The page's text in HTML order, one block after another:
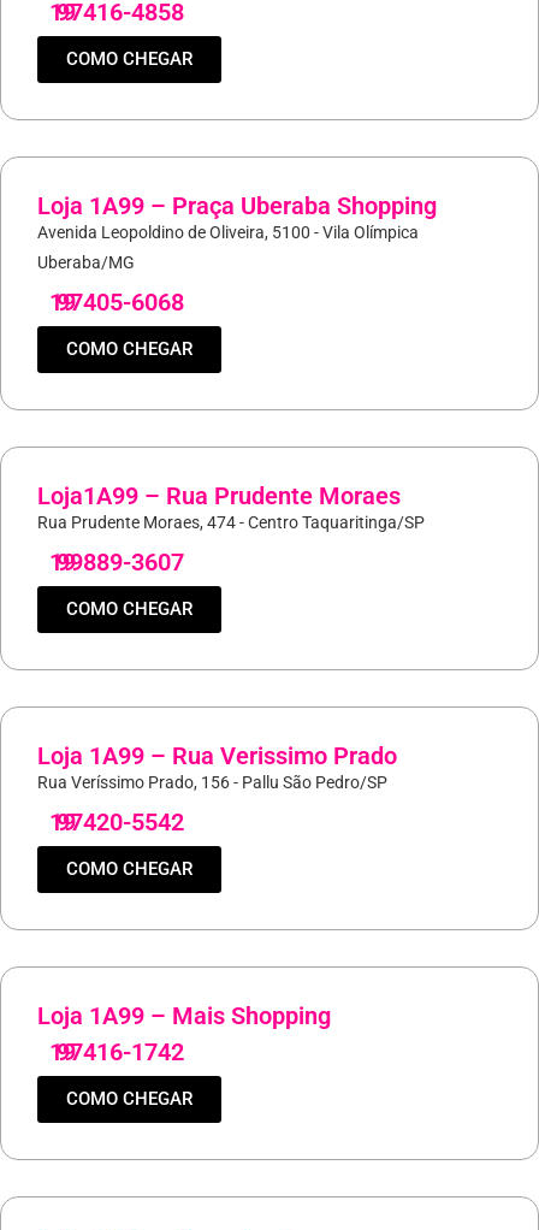
19
97416-4858
COMO CHEGAR
Loja 1A99 – Praça Uberaba Shopping
Avenida Leopoldino de Oliveira, 5100 - Vila Olímpica
Uberaba/MG
19
97405-6068
COMO CHEGAR
Loja1A99 – Rua Prudente Moraes
Rua Prudente Moraes, 474 - Centro Taquaritinga/SP
19
99889-3607
COMO CHEGAR
Loja 1A99 – Rua Verissimo Prado
Rua Veríssimo Prado, 156 - Pallu São Pedro/SP
19
97420-5542
COMO CHEGAR
Loja 1A99 – Mais Shopping
19
97416-1742
COMO CHEGAR